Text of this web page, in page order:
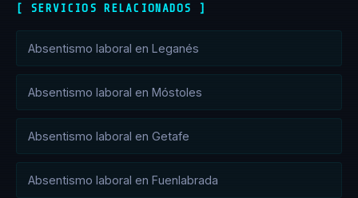
[ SERVICIOS RELACIONADOS ]
Absentismo laboral en Leganés
Absentismo laboral en Móstoles
Absentismo laboral en Getafe
Absentismo laboral en Fuenlabrada